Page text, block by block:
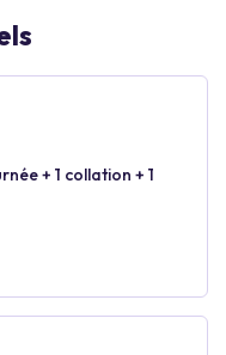
+ 1 collation + 1